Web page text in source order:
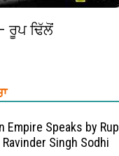
ਰੂਪ ਢਿੱਲੋਂ
Empire Speaks by
Singh Sodhi